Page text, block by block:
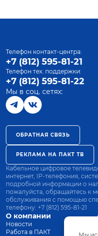
О компании
Новости
Работа в ПАКТ
Телефон контакт-центра:
+7 (812) 595-81-21
Телефон тех. поддержки:
+7 (812) 595-81-22
Мы в соц. сетях:
ОБРАТНАЯ СВЯЗЬ
РЕКЛАМА НА ПАКТ ТВ
Кабельное цифровое
интернет, IP-телефония,
подробной информации о
пожалуйста, обращайтесь к
обслуживания с помощью
телефону: +7 (812) 595-81-21